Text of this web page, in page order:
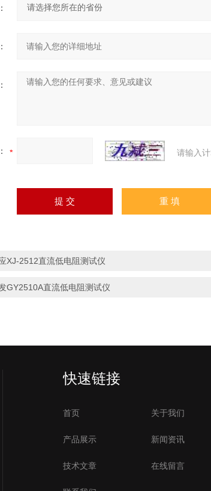
请输入
XJ-2512直流低电阻测试仪
GY2510A直流低电阻测试仪
快速链接
首页 关于我们
产品展示 新闻资讯
技术文章 在线留言